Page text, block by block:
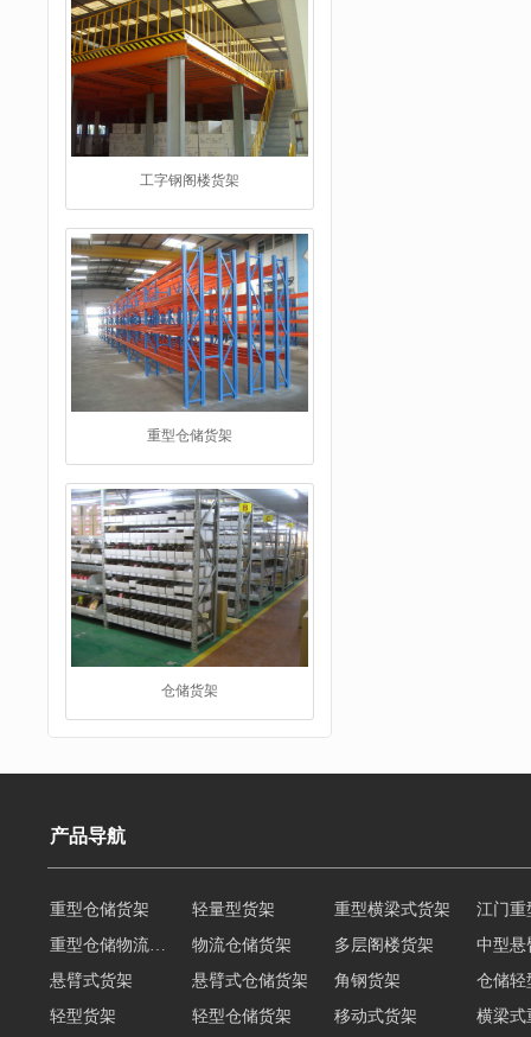
工字钢阁楼货架
重型仓储货架
仓储货架
阁楼货架
产品导航
重型仓储货架 轻量型货架 重型横梁式货架
江门重
重型仓储物流货架
物流仓储货架 多层阁楼货架
中型悬
悬臂式货架
悬臂式仓储货架 角钢货架
仓储轻
轻型货架
轻型仓储货架 移动式货架 横梁式